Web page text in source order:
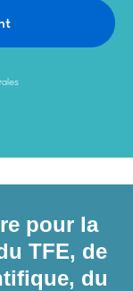
pour la
TFE, de
du